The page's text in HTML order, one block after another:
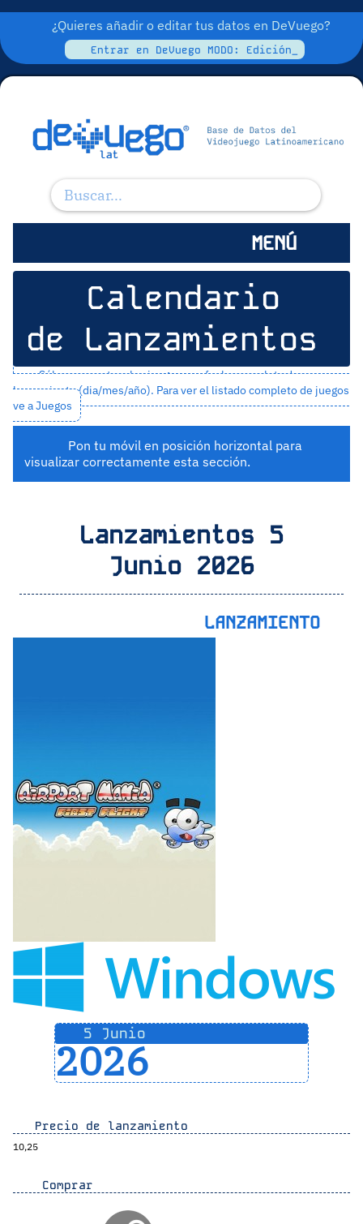
¿Quieres añadir o editar tus datos en DeVuego?
Entrar en DeVuego MODO: Edición_
MENÚ
Calendario
de Lanzamientos
Sólo se muestran los juegos con fecha completa de
lanzamiento (dia/mes/año). Para ver el listado completo de juegos
ve aJuegos
Pon tu móvil en posición horizontal para
visualizar correctamente esta sección.
Lanzamientos 5
Junio 2026
LANZAMIENTO
5 Junio
2026
Precio de lanzamiento
10,25
Comprar